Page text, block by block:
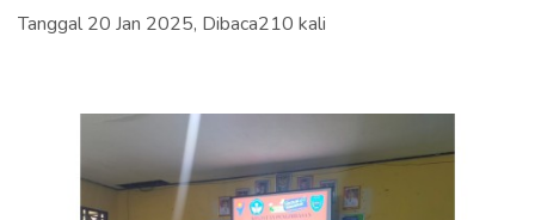
Tanggal 20 Jan 2025, Dibaca210 kali